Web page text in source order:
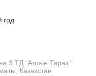
год
3 ТД "Алтын Тараз "
Казахстан